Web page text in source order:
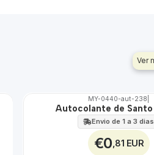
Ver
MY-0440-aut-238
Autocolante de Santo
Envio de 1 a 3 dias
€0 ,81 EUR